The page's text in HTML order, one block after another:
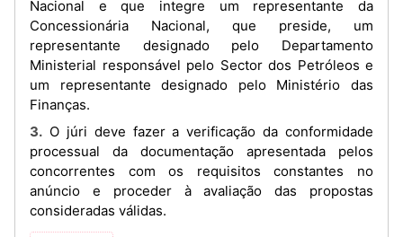
Nacional e que integre um representante da
Concessionária Nacional, que preside, um
representante designado pelo Departamento
Ministerial responsável pelo Sector dos Petróleos e
um representante designado pelo Ministério das
Finanças.
3. O júri deve fazer a verificação da conformidade
processual da documentação apresentada pelos
concorrentes com os requisitos constantes no
anúncio e proceder à avaliação das propostas
consideradas válidas.